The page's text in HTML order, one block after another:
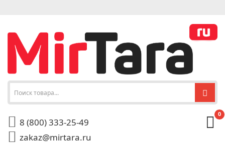
8 (800) 333-25-49
zakaz@mirtara.ru
0